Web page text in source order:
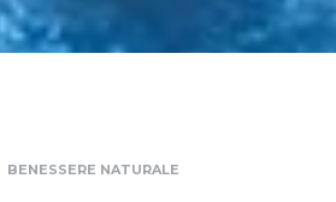
BENESSERE NATURALE